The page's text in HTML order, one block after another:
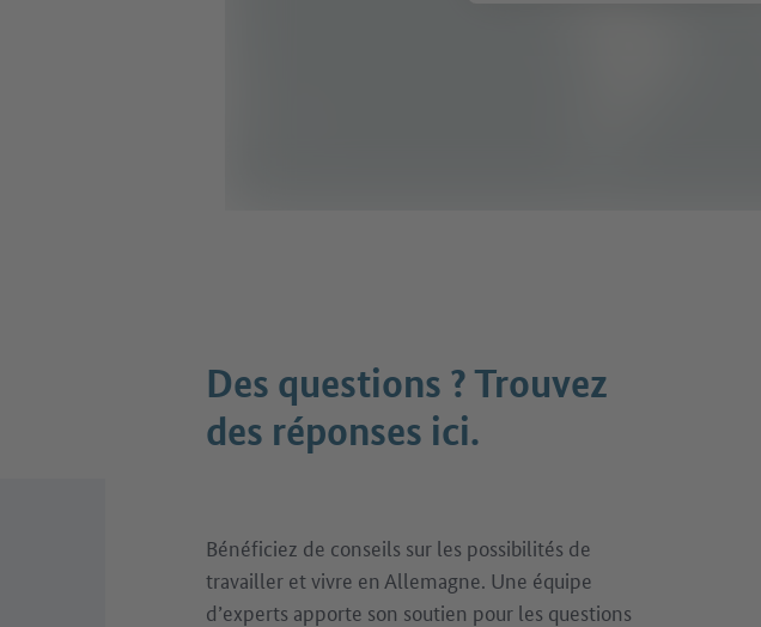
Des questions ? Trouvez
des réponses ici.
Bénéficiez de conseils sur les possibilités de
travailler et vivre en Allemagne. Une équipe
d’experts apporte son soutien pour les questions